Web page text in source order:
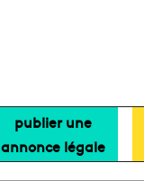
publier une
annonce légale